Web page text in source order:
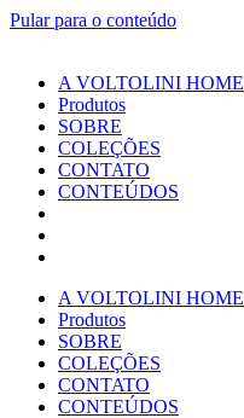
Pular para o conteúdo
A VOLTOLINI HOME
Produtos
SOBRE
COLEÇÕES
CONTATO
CONTEÚDOS
A VOLTOLINI HOME
Produtos
SOBRE
COLEÇÕES
CONTATO
CONTEÚDOS